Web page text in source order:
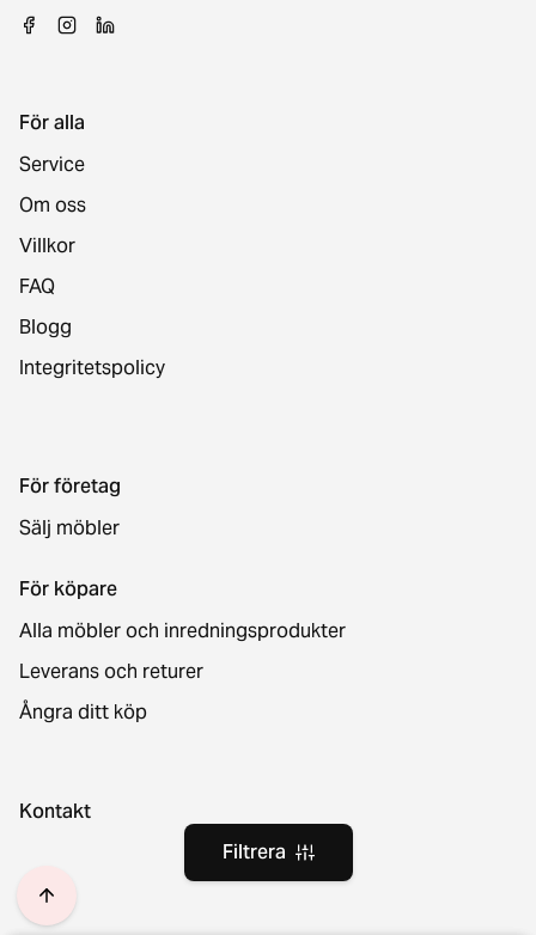
Filtrera
För alla
Service
Om oss
Villkor
FAQ
Blogg
Integritetspolicy
För företag
Sälj möbler
För köpare
Alla möbler och inredningsprodukter
Leverans och returer
Ångra ditt köp
Kontakt